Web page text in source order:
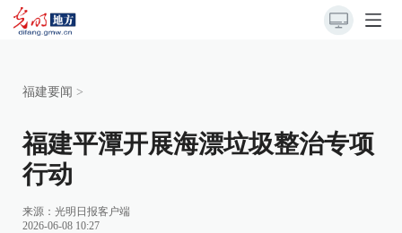
福建要闻 >
福建平潭开展海漂垃圾整治专项
行动
来源： 光明日报客户端
2026-06-08 10:27